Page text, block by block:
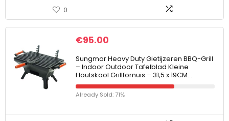
0
€95.00
Sungmor Heavy Duty Gietijzeren BBQ-Grill
– Indoor Outdoor Tafelblad Kleine
Houtskool Grillfornuis – 31,5 x 19CM…
Already Sold: 71%